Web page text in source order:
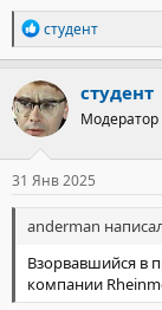
Р
е
а
к
ц
и
и
:
студент
студент
Модератор
31 Янв 2025
anderman
Взорвавшийся в
компании